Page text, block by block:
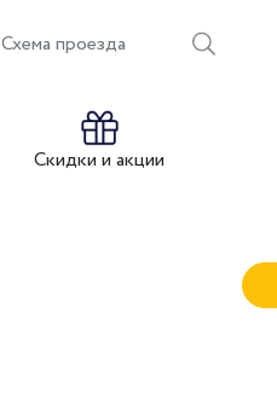
Схема проезда
Скидки и акции